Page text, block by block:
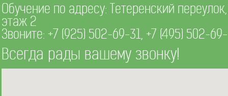
Обучение по адресу: Тетеренский
этаж 2
Звоните:+7 (925) 502-69-31,+7 (495) 502-
Всегда рады вашему звонку!